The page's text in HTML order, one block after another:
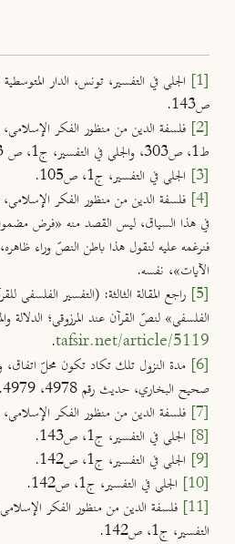
[1]
ص143.
[2]
فلسفة الدين من منظور الفكر
ط1، ص303، والجلي في التفسير، ج1، ص 143.
[3]
الجلي في التفسير، ج1، ص105.
[4]
في هذا السياق، ليس القصد منه «فرض
فنرغمه عليه لنقول هذا باطن النصّ وراء
الآيات»، نفسه.
[5]
راجع المقالة الثالثة: (التفسير الفلسفي
الفلسفي» لنصّ القرآن عند المرزوقي؛ الدلالة
tafsir.net/article/5119
.
[6]
مدة النزول تلك تكاد تكون محلّ
صحيح البخاري، حديث رقم 4978، 4979. وبالتحديد 23 سنة.
[7]
فلسفة الدين من منظور الفكر الإسلامي،
[8]
الجلي في التفسير، ج1، ص143.
[9]
الجلي في التفسير، ج1، ص142.
[10]
الجلي في التفسير، ج1، ص142.
[11]
التفسير، ج1، ص142.